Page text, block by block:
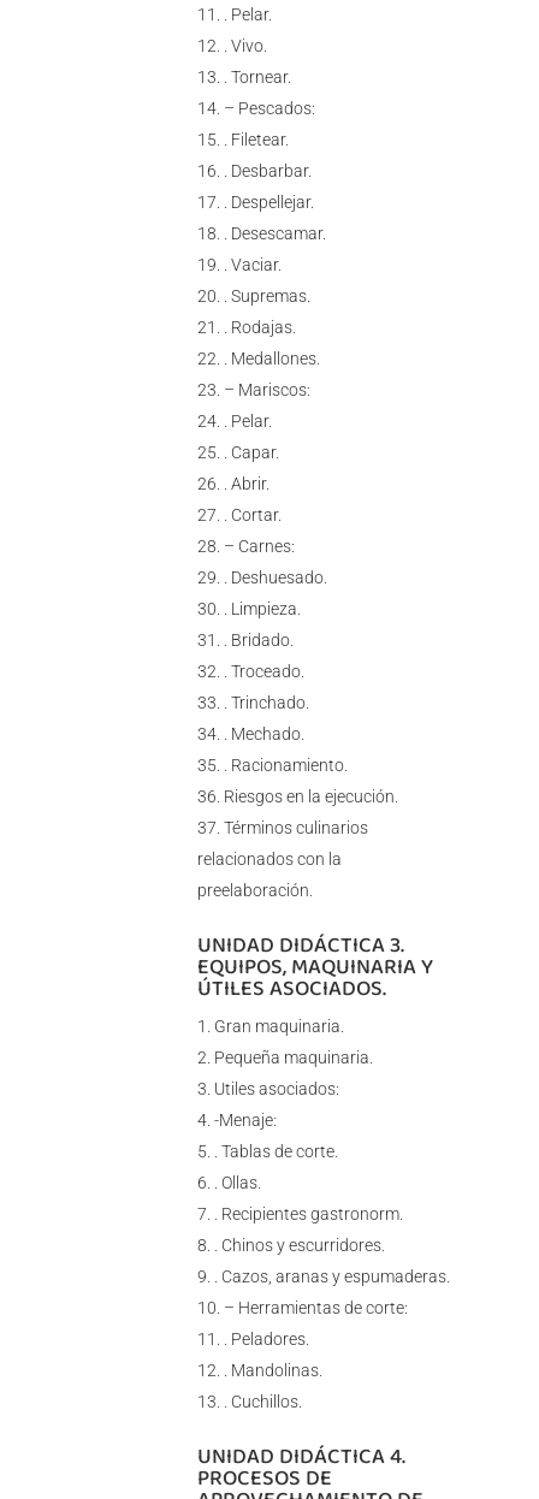
. Pelar.
. Vivo.
. Tornear.
– Pescados:
. Filetear.
. Desbarbar.
. Despellejar.
. Desescamar.
. Vaciar.
. Supremas.
. Rodajas.
. Medallones.
– Mariscos:
. Pelar.
. Capar.
. Abrir.
. Cortar.
– Carnes:
. Deshuesado.
. Limpieza.
. Bridado.
. Troceado.
. Trinchado.
. Mechado.
. Racionamiento.
Riesgos en la ejecución.
Términos culinarios
relacionados con la
preelaboración.
UNIDAD DIDÁCTICA 3.
EQUIPOS, MAQUINARIA Y
ÚTILES ASOCIADOS.
Gran maquinaria.
Pequeña maquinaria.
Utiles asociados:
-Menaje:
. Tablas de corte.
. Ollas.
. Recipientes gastronorm.
. Chinos y escurridores.
. Cazos, aranas y espumaderas.
– Herramientas de corte:
. Peladores.
. Mandolinas.
. Cuchillos.
UNIDAD DIDÁCTICA 4.
PROCESOS DE